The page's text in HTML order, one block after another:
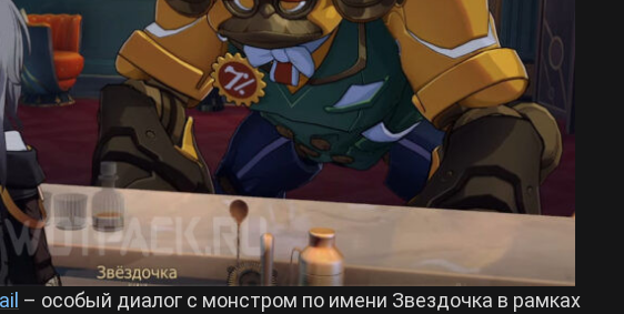
– особый диалог с монстром по имени Звездочка в рамках